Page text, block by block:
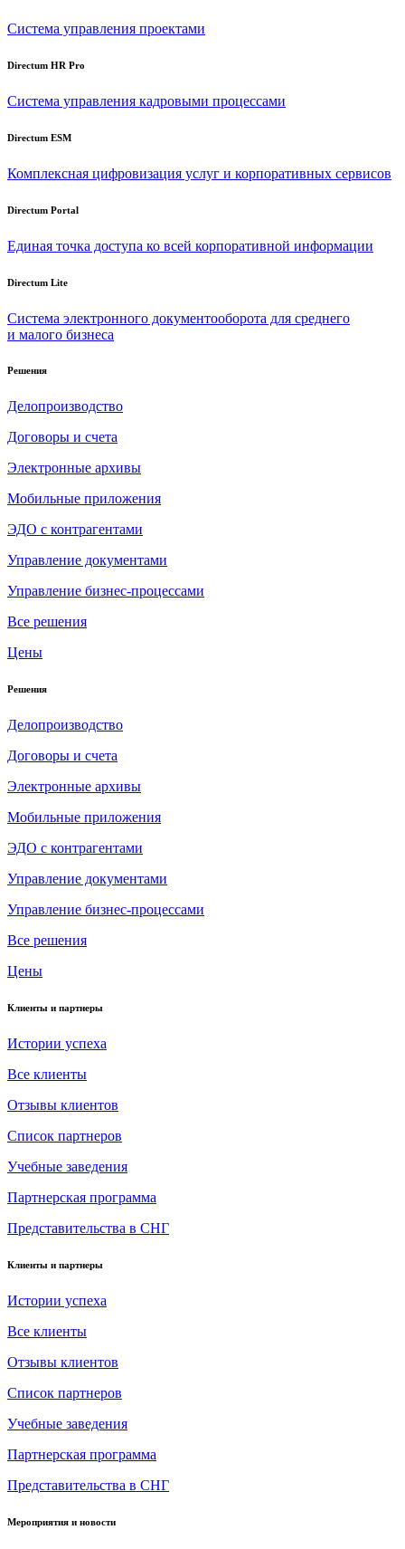
Система управления проектами
Directum HR Pro
Система управления кадровыми процессами
Directum ESM
Комплексная цифровизация услуг и корпоративных сервисов
Directum Portal
Единая точка доступа ко всей корпоративной информации
Directum Lite
Система электронного документооборота для среднего
и малого бизнеса
Решения
Делопроизводство
Договоры и счета
Электронные архивы
Мобильные приложения
ЭДО с контрагентами
Управление документами
Управление бизнес-процессами
Все решения
Цены
Решения
Делопроизводство
Договоры и счета
Электронные архивы
Мобильные приложения
ЭДО с контрагентами
Управление документами
Управление бизнес-процессами
Все решения
Цены
Клиенты и партнеры
Истории успеха
Все клиенты
Отзывы клиентов
Список партнеров
Учебные заведения
Партнерская программа
Представительства в СНГ
Клиенты и партнеры
Истории успеха
Все клиенты
Отзывы клиентов
Список партнеров
Учебные заведения
Партнерская программа
Представительства в СНГ
Мероприятия и новости